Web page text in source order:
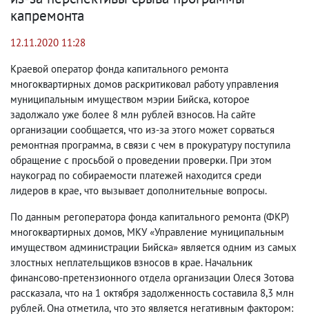
капремонта
12.11.2020 11:28
Краевой оператор фонда капитального ремонта
многоквартирных домов раскритиковал работу управления
муниципальным имуществом мэрии Бийска, которое
задолжало уже более 8 млн рублей взносов. На сайте
организации сообщается, что из-за этого может сорваться
ремонтная программа, в связи с чем в прокуратуру поступила
обращение с просьбой о проведении проверки. При этом
наукоград по собираемости платежей находится среди
лидеров в крае, что вызывает дополнительные вопросы.
По данным регоператора фонда капитального ремонта (ФКР)
многоквартирных домов, МКУ «Управление муниципальным
имуществом администрации Бийска» является одним из самых
злостных неплательщиков взносов в крае. Начальник
финансово-претензионного отдела организации Олеся Зотова
рассказала, что на 1 октября задолженность составила 8,3 млн
рублей. Она отметила, что это является негативным фактором: